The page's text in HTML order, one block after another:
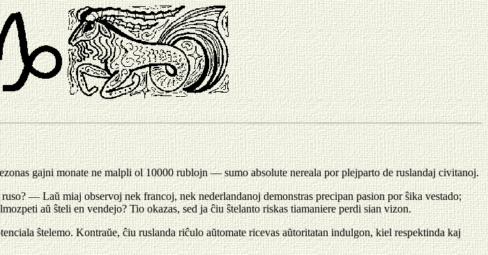
gajni monate ne malpli ol 10000 rublojn — sumo absolute nereala por plejparto de ruslandaj civitanoj.
— Laŭ miaj observoj nek francoj, nek nederlandanoj demonstras precipan pasion por ŝika vestado;
aŭ ŝteli en vendejo? Tio okazas, sed ja ĉiu ŝtelanto riskas tiamaniere perdi sian vizon.
ŝtelemo. Kontraŭe, ĉiu ruslanda riĉulo aŭtomate ricevas aŭtoritatan indulgon, kiel respektinda kaj